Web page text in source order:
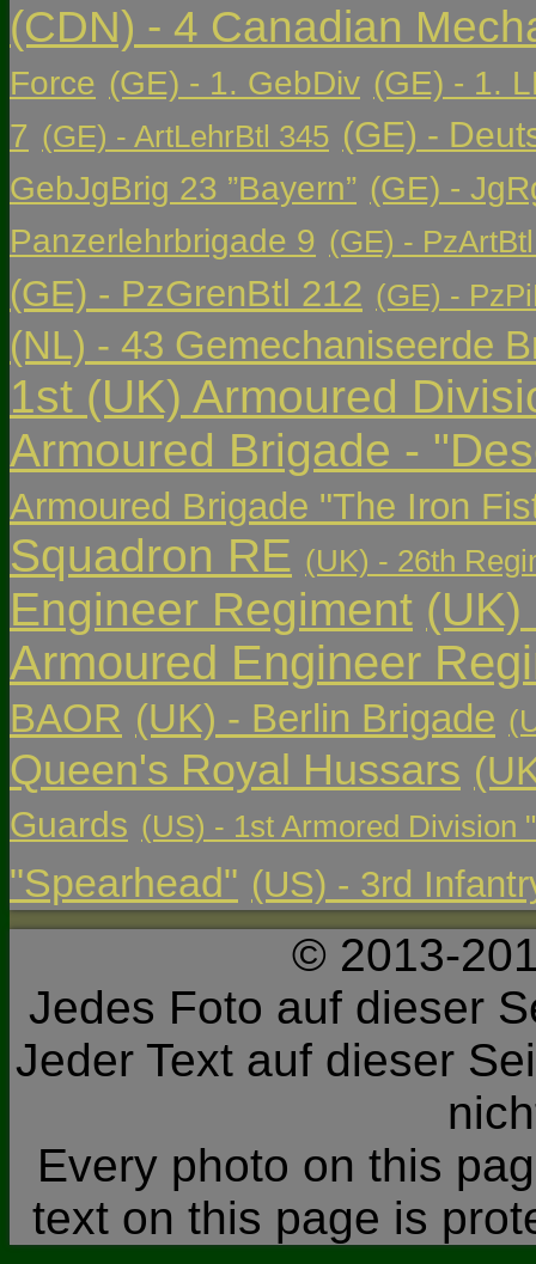
(CDN) - 4 Canadian
Force (GE) - 1. GebDiv (GE) - 1.
7 (GE) - ArtLehrBtl 345 (GE) -
GebJgBrig 23 ”Bayern” (GE) -
Panzerlehrbrigade 9 (GE) -
(GE) - PzGrenBtl 212 (GE) -
(NL) - 43 Gemechaniseerde
1st (UK) Armoured
Armoured Brigade -
Armoured Brigade "The Iron
Squadron RE (UK) - 26th
Engineer Regiment
Armoured Engineer
BAOR (UK) - Berlin Brigade
Queen's Royal Hussars
Guards (US) - 1st Armored Division
"Spearhead" (US) - 3rd
© 2013-
Jedes Foto auf dieser
Jeder Text auf dieser
Every photo on this
text on this page is